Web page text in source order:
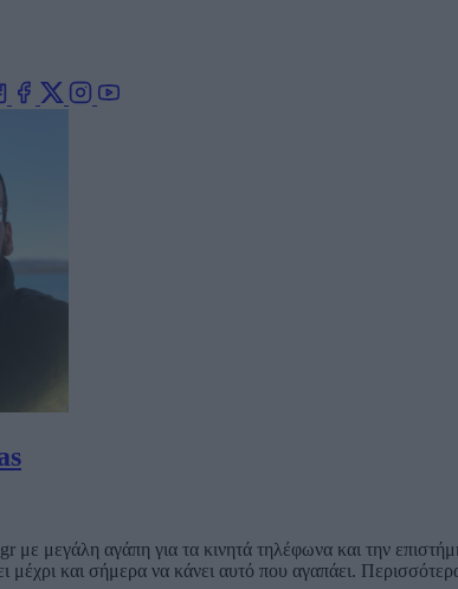
με μεγάλη αγάπη για τα κινητά τηλέφωνα και την
μέχρι και σήμερα να κάνει αυτό που αγαπάει.